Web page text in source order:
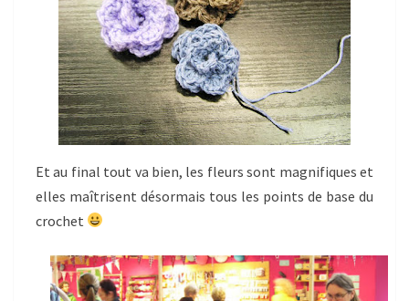
Et au final tout va bien, les fleurs sont magnifiques et
elles maîtrisent désormais tous les points de base du
crochet